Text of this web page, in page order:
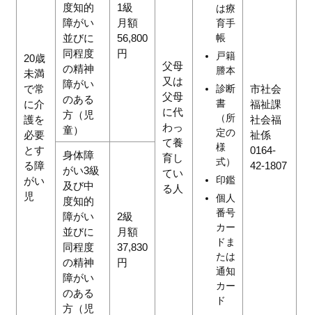
20歳
未満
で常
に介
護を
必要
とす
る障
がい
児
度知的
障がい
並びに
同程度
の精神
障がい
のある
方（児
童）
1級
月額
56,800
円
父母
又は
父母
に代
わっ
て養
育し
てい
る人
は療
育手
帳
戸籍
謄本
診断
書
（所
定の
様
式）
印鑑
個人
番号
カー
ドま
たは
通知
カー
ド
市社会
福祉課
社会福
祉係
0164-
42-1807
身体障
がい3級
及び中
度知的
障がい
並びに
同程度
の精神
障がい
のある
方（児
2級
月額
37,830
円